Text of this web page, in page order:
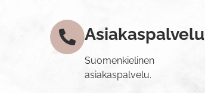
Asiakaspalvelu
Suomenkielinen
asiakaspalvelu.